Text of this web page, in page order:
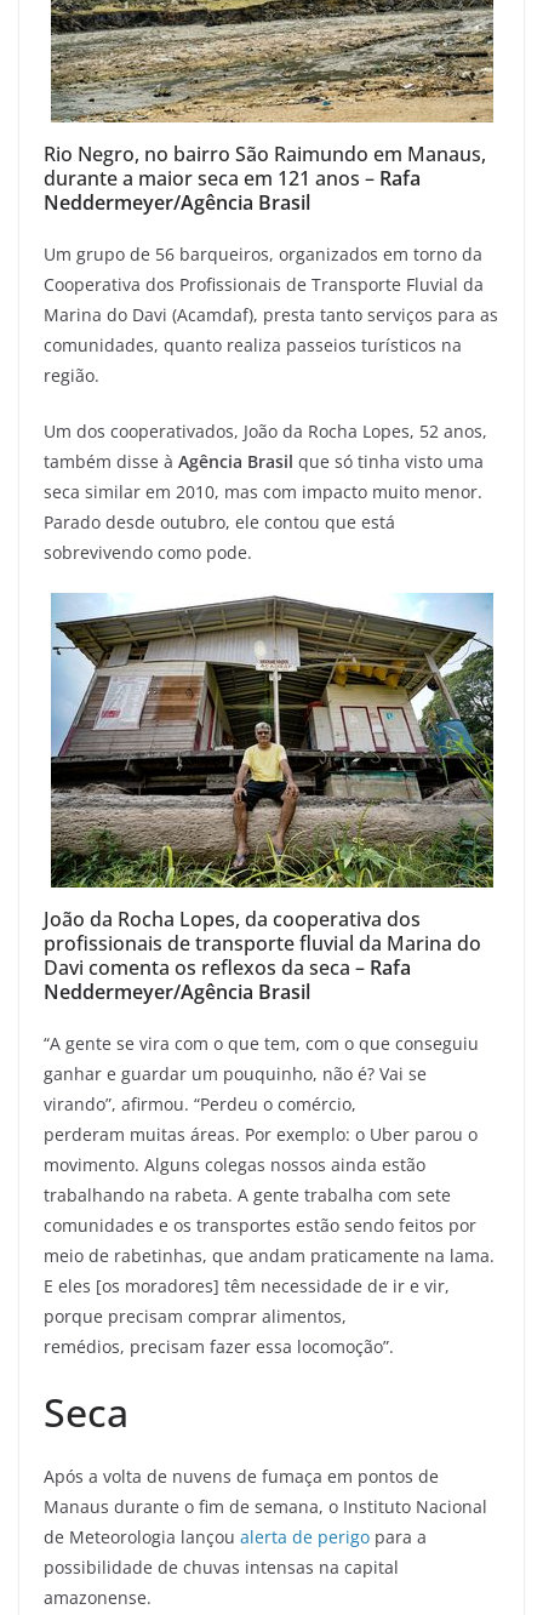
Rio Negro, no bairro São Raimundo em Manaus,
durante a maior seca em 121 anos – Rafa
Neddermeyer/Agência Brasil
Um grupo de 56 barqueiros, organizados em torno da
Cooperativa dos Profissionais de Transporte Fluvial da
Marina do Davi (Acamdaf), presta tanto serviços para as
comunidades, quanto realiza passeios turísticos na
região.
Um dos cooperativados, João da Rocha Lopes, 52 anos,
também disse à Agência Brasil que só tinha visto uma
seca similar em 2010, mas com impacto muito menor.
Parado desde outubro, ele contou que está
sobrevivendo como pode.
João da Rocha Lopes, da cooperativa dos
profissionais de transporte fluvial da Marina do
Davi comenta os reflexos da seca – Rafa
Neddermeyer/Agência Brasil
“A gente se vira com o que tem, com o que conseguiu
ganhar e guardar um pouquinho, não é? Vai se
virando”, afirmou. “Perdeu o comércio,
perderam muitas áreas. Por exemplo: o Uber parou o
movimento. Alguns colegas nossos ainda estão
trabalhando na rabeta. A gente trabalha com sete
comunidades e os transportes estão sendo feitos por
meio de rabetinhas, que andam praticamente na lama.
E eles [os moradores] têm necessidade de ir e vir,
porque precisam comprar alimentos,
remédios, precisam fazer essa locomoção”.
Seca
Após a volta de nuvens de fumaça em pontos de
Manaus durante o fim de semana, o Instituto Nacional
de Meteorologia lançou alerta de perigo para a
possibilidade de chuvas intensas na capital
amazonense.